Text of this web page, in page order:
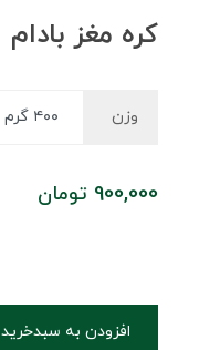
کره مغز بادام
وزن
900,000 تومان
افزودن به سبدخرید